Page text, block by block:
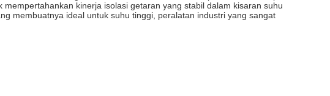
kinerja isolasi getaran yang stabil dalam kisaran suhu
membuatnya ideal untuk suhu tinggi, peralatan industri yang sangat